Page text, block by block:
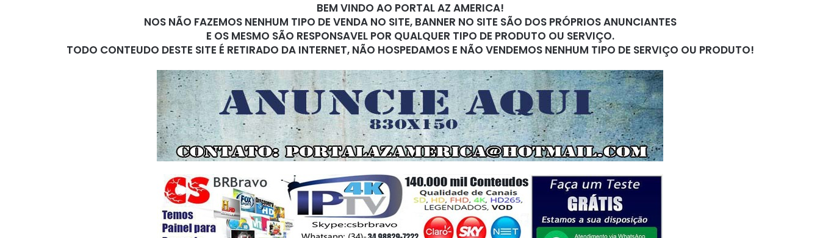
BEM VINDO AO PORTAL AZ AMERICA!
NOS NÃO FAZEMOS NENHUM TIPO DE VENDA NO SITE, BANNER NO SITE SÃO DOS PRÓPRIOS ANUNCIANTES
E OS MESMO SÃO RESPONSAVEL POR QUALQUER TIPO DE PRODUTO OU SERVIÇO.
TODO CONTEUDO DESTE SITE É RETIRADO DA INTERNET, NÃO HOSPEDAMOS E NÃO VENDEMOS NENHUM TIPO DE SERVIÇO OU PRODUTO!